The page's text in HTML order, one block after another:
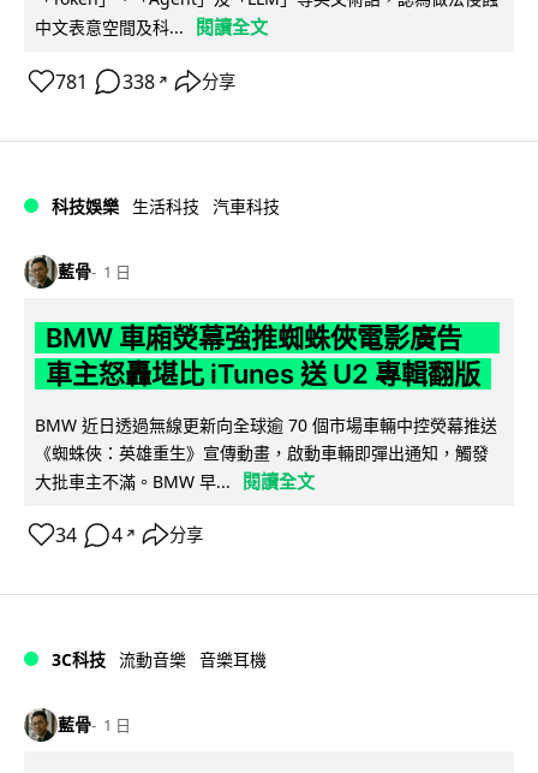
中文表意空間及科...
閱讀全文
781 338 ↗ 分享
科技娛樂 生活科技 汽車科技
藍骨 1 日
BMW 車廂熒幕強推蜘蛛俠電影廣告
車主怒轟堪比 iTunes 送 U2 專輯翻版
BMW 近日透過無線更新向全球逾 70 個市場車輛中控熒幕推送
《蜘蛛俠：英雄重生》宣傳動畫，啟動車輛即彈出通知，觸發
大批車主不滿。BMW 早...
閱讀全文
34 4 ↗ 分享
3C科技 流動音樂 音樂耳機
藍骨 1 日